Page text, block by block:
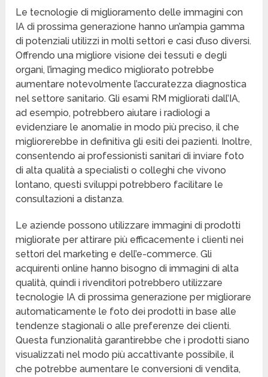
Le tecnologie di miglioramento delle immagini con
IA di prossima generazione hanno un’ampia gamma
di potenziali utilizzi in molti settori e casi d’uso diversi.
Offrendo una migliore visione dei tessuti e degli
organi, l’imaging medico migliorato potrebbe
aumentare notevolmente l’accuratezza diagnostica
nel settore sanitario. Gli esami RM migliorati dall’IA,
ad esempio, potrebbero aiutare i radiologi a
evidenziare le anomalie in modo più preciso, il che
migliorerebbe in definitiva gli esiti dei pazienti. Inoltre,
consentendo ai professionisti sanitari di inviare foto
di alta qualità a specialisti o colleghi che vivono
lontano, questi sviluppi potrebbero facilitare le
consultazioni a distanza.
Le aziende possono utilizzare immagini di prodotti
migliorate per attirare più efficacemente i clienti nei
settori del marketing e dell’e-commerce. Gli
acquirenti online hanno bisogno di immagini di alta
qualità, quindi i rivenditori potrebbero utilizzare
tecnologie IA di prossima generazione per migliorare
automaticamente le foto dei prodotti in base alle
tendenze stagionali o alle preferenze dei clienti.
Questa funzionalità garantirebbe che i prodotti siano
visualizzati nel modo più accattivante possibile, il
che potrebbe aumentare le conversioni di vendita,